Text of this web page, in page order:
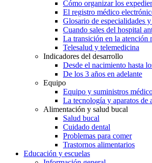
Cómo organizar los
El registro médico
Glosario de especialidades
Cuando sales del hospital
La transición en la atención
Telesalud y telemedicina
Indicadores del desarrollo
Desde el nacimiento hasta
De los 3 años en adelante
Equipo
Equipo y suministros
La tecnología y aparatos de
Alimentación y salud bucal
Salud bucal
Cuidado dental
Problemas para comer
Trastornos alimentarios
Educación y escuelas